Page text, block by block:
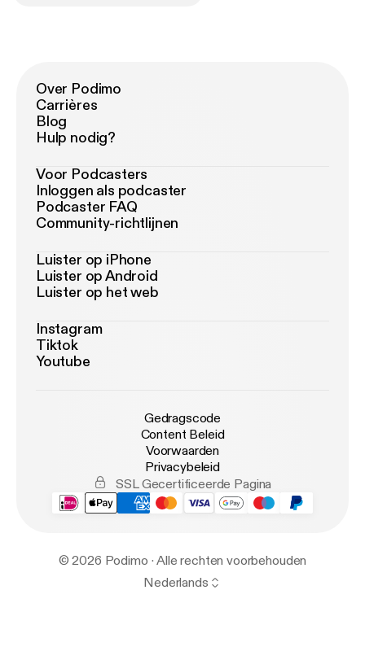
Over Podimo
Carrières
Blog
Hulp nodig?
Voor Podcasters
Inloggen als podcaster
Podcaster FAQ
Community-richtlijnen
Luister op iPhone
Luister op Android
Luister op het web
Instagram
Tiktok
Youtube
Gedragscode
Content Beleid
Voorwaarden
Privacybeleid
SSL Gecertificeerde Pagina
© 2026 Podimo · Alle rechten voorbehouden
Nederlands